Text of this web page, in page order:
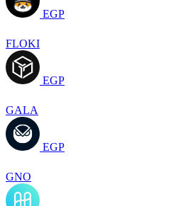
EGP
FLOKI
EGP
GALA
EGP
GNO